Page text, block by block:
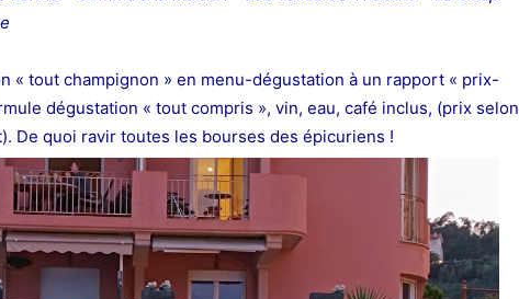
« tout champignon » en menu-dégustation à un rapport « prix-
dégustation « tout compris », vin, eau, café inclus, (prix selon
De quoi ravir toutes les bourses des épicuriens !